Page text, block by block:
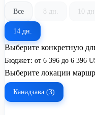
Все 8 дн. 10 дн.
14 дн.
Выберите конкретную
Бюджет: от 6 396 до 6 396
Выберите локации
Канадзава (3)